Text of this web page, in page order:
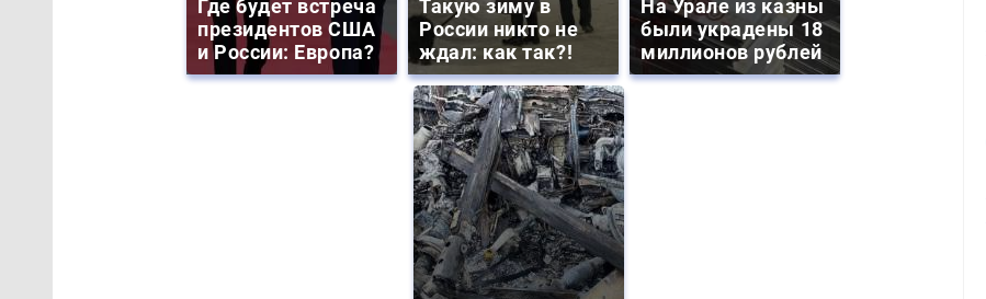
Где будет встреча
президентов США
и России: Европа?
Такую зиму в
России никто не
ждал: как так?!
На Урале из казны
были украдены 18
миллионов рублей